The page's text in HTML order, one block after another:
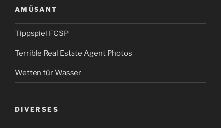
AMÜSANT
Tippspiel FCSP
Terrible Real Estate Agent Photos
Wetten für Wasser
DIVERSES